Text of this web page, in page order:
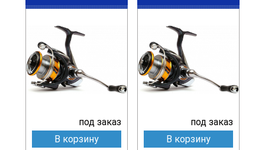
под заказ
В корзину
под заказ
В корзину